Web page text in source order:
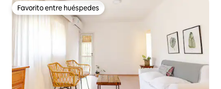
Favorito entre huéspedes
Favorito entre huéspedes